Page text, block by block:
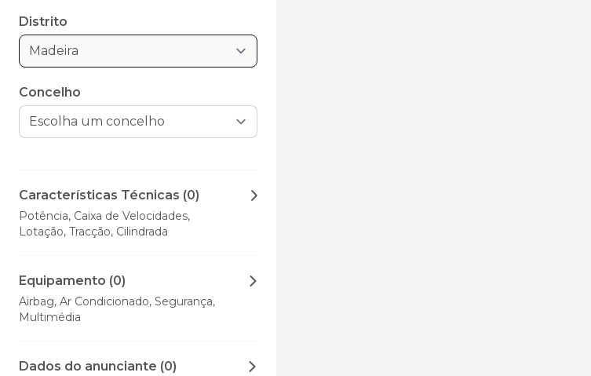
Distrito
Madeira
Concelho
Características Técnicas (0)
Potência, Caixa de Velocidades,
Lotação, Tracção, Cilindrada
Equipamento (0)
Airbag, Ar Condicionado, Segurança,
Multimédia
Dados do anunciante (0)